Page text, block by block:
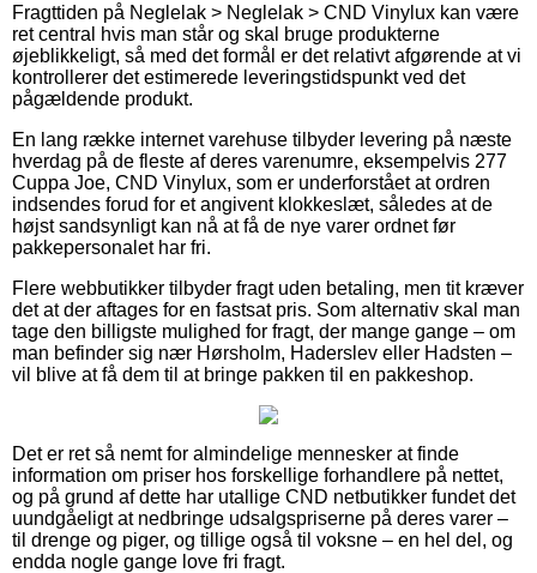
Fragttiden på Neglelak > Neglelak > CND Vinylux kan være
ret central hvis man står og skal bruge produkterne
øjeblikkeligt, så med det formål er det relativt afgørende at vi
kontrollerer det estimerede leveringstidspunkt ved det
pågældende produkt.
En lang række internet varehuse tilbyder levering på næste
hverdag på de fleste af deres varenumre, eksempelvis 277
Cuppa Joe, CND Vinylux, som er underforstået at ordren
indsendes forud for et angivent klokkeslæt, således at de
højst sandsynligt kan nå at få de nye varer ordnet før
pakkepersonalet har fri.
Flere webbutikker tilbyder fragt uden betaling, men tit kræver
det at der aftages for en fastsat pris. Som alternativ skal man
tage den billigste mulighed for fragt, der mange gange – om
man befinder sig nær Hørsholm, Haderslev eller Hadsten –
vil blive at få dem til at bringe pakken til en pakkeshop.
Det er ret så nemt for almindelige mennesker at finde
information om priser hos forskellige forhandlere på nettet,
og på grund af dette har utallige CND netbutikker fundet det
uundgåeligt at nedbringe udsalgspriserne på deres varer –
til drenge og piger, og tillige også til voksne – en hel del, og
endda nogle gange love fri fragt.